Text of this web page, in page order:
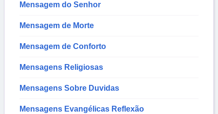
Mensagem do Senhor
Mensagem de Morte
Mensagem de Conforto
Mensagens Religiosas
Mensagens Sobre Duvidas
Mensagens Evangélicas Reflexão